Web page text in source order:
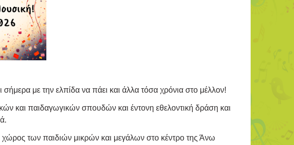
με την ελπίδα να πάει και άλλα τόσα χρόνια στο μέλλον!
και παιδαγωγικών σπουδών και έντονη εθελοντική δράση και
χώρος των παιδιών μικρών και μεγάλων στο κέντρο της Άνω